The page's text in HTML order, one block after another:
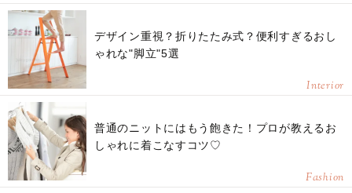
デザイン重視？折りたたみ式？便利すぎるおし
ゃれな"脚立"5選
Interior
普通のニットにはもう飽きた！プロが教えるお
しゃれに着こなすコツ♡
Fashion